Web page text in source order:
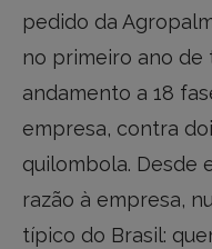
pedido da
no primeiro ano de
andamento a 18
empresa, contra
quilombola. Desde
razão à empresa,
típico do Brasil: